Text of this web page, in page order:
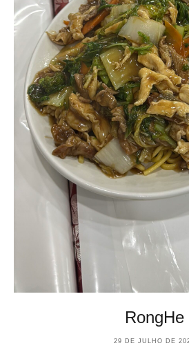
RongHe
29 DE JULHO DE